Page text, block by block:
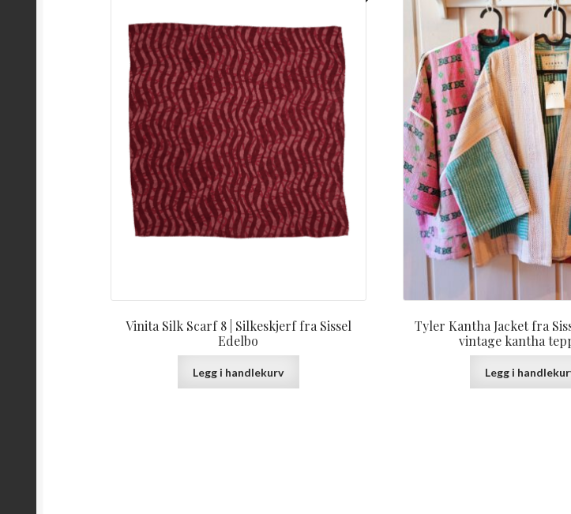
Vinita Silk Scarf 8 | Silkeskjerf fra Sissel
Edelbo
Legg i handlekurv
Tyler Kantha Jacket fra
vintage kantha
Legg i